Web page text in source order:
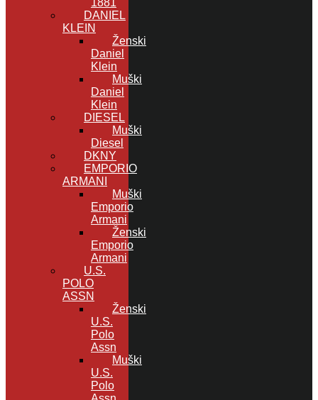
DANIEL
KLEIN
Ženski
Daniel
Klein
Muški
Daniel
Klein
DIESEL
Muški
Diesel
DKNY
EMPORIO
ARMANI
Muški
Emporio
Armani
Ženski
Emporio
Armani
U.S.
POLO
ASSN
Ženski
U.S.
Polo
Assn
Muški
U.S.
Polo